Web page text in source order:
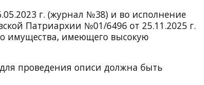
г. (журнал №38) и во исполнение
Патриархии №01/6496 от 25.11.2025 г.
имущества, имеющего высокую
проведения описи должна быть